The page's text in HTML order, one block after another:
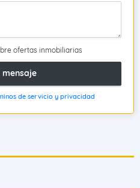
ofertas inmobiliarias
mensaje
de servicio y privacidad